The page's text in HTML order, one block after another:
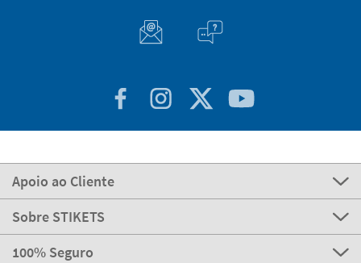
Apoio ao Cliente
Sobre STIKETS
100% Seguro